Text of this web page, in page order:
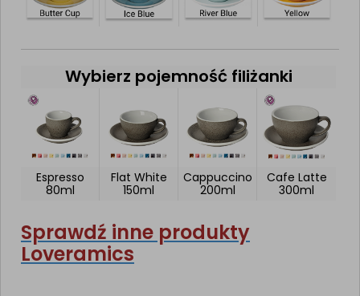
Wybierz pojemność filiżanki
Espresso
80ml
Flat White
150ml
Cappuccino
200ml
Cafe Latte
300ml
Sprawdź inne produkty
Loveramics